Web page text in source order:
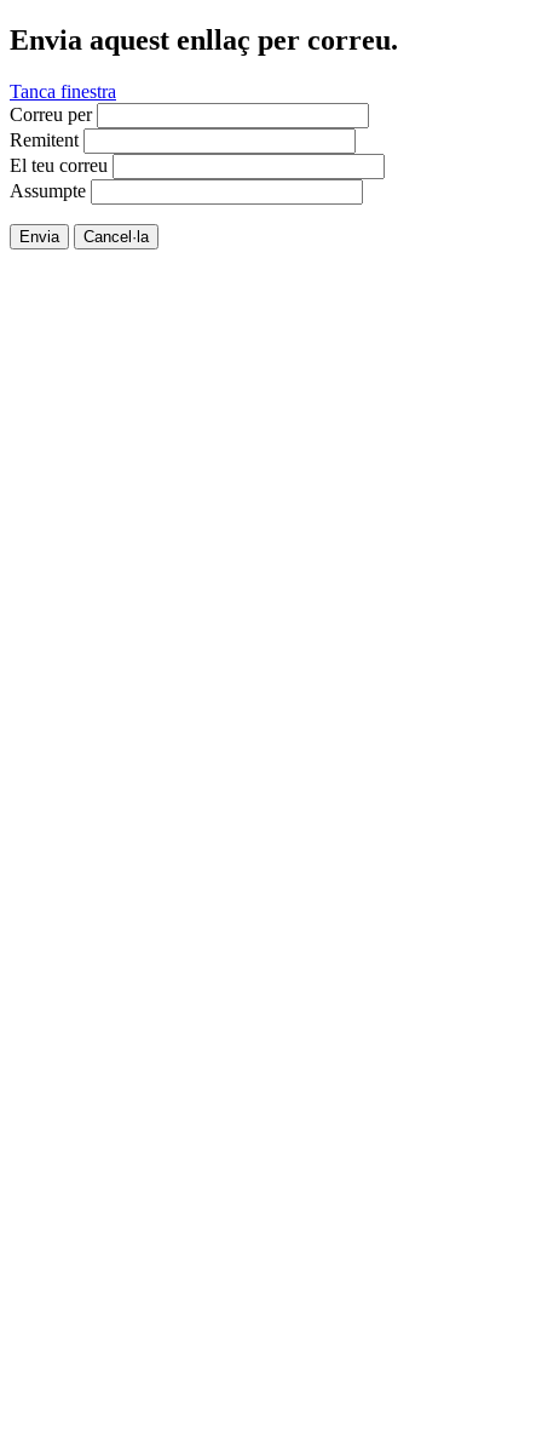
Envia aquest enllaç per correu.
Tanca finestra
Correu per
Remitent
El teu correu
Assumpte
Envia Cancel·la